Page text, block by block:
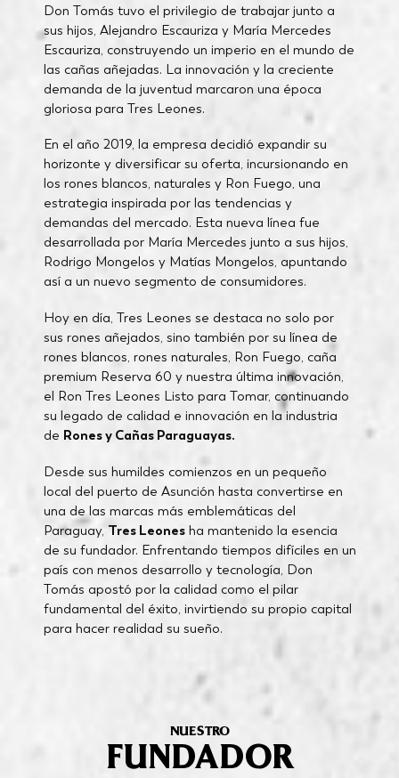
Don Tomás tuvo el privilegio de trabajar junto a
sus hijos, Alejandro Escauriza y María Mercedes
Escauriza, construyendo un imperio en el mundo de
las cañas añejadas. La innovación y la creciente
demanda de la juventud marcaron una época
gloriosa para Tres Leones.
En el año 2019, la empresa decidió expandir su
horizonte y diversificar su oferta, incursionando en
los rones blancos, naturales y Ron Fuego, una
estrategia inspirada por las tendencias y
demandas del mercado. Esta nueva línea fue
desarrollada por María Mercedes junto a sus hijos,
Rodrigo Mongelos y Matías Mongelos, apuntando
así a un nuevo segmento de consumidores.
Hoy en día, Tres Leones se destaca no solo por
sus rones añejados, sino también por su línea de
rones blancos, rones naturales, Ron Fuego, caña
premium Reserva 60 y nuestra última innovación,
el Ron Tres Leones Listo para Tomar, continuando
su legado de calidad e innovación en la industria
de Rones y Cañas Paraguayas.
Desde sus humildes comienzos en un pequeño
local del puerto de Asunción hasta convertirse en
una de las marcas más emblemáticas del
Paraguay, Tres Leonesha mantenido la esencia
de su fundador. Enfrentando tiempos difíciles en un
país con menos desarrollo y tecnología, Don
Tomás apostó por la calidad como el pilar
fundamental del éxito, invirtiendo su propio capital
para hacer realidad su sueño.
NUESTRO
FUNDADOR